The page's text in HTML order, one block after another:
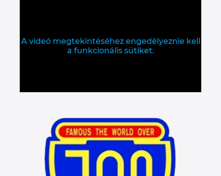
A videó megtekintéséhez engedélyeznie kell
a funkcionális sütiket.